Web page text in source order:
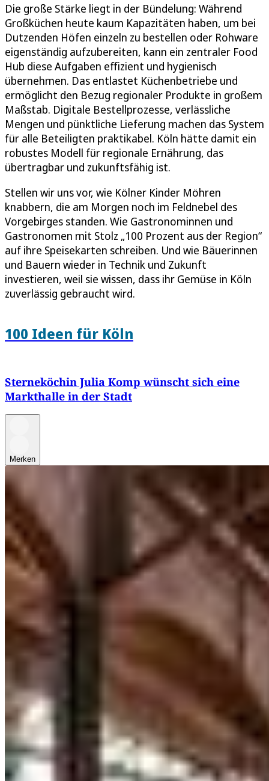
Die große Stärke liegt in der Bündelung: Während
Großküchen heute kaum Kapazitäten haben, um bei
Dutzenden Höfen einzeln zu bestellen oder Rohware
eigenständig aufzubereiten, kann ein zentraler Food
Hub diese Aufgaben effizient und hygienisch
übernehmen. Das entlastet Küchenbetriebe und
ermöglicht den Bezug regionaler Produkte in großem
Maßstab. Digitale Bestellprozesse, verlässliche
Mengen und pünktliche Lieferung machen das System
für alle Beteiligten praktikabel. Köln hätte damit ein
robustes Modell für regionale Ernährung, das
übertragbar und zukunftsfähig ist.
Stellen wir uns vor, wie Kölner Kinder Möhren
knabbern, die am Morgen noch im Feldnebel des
Vorgebirges standen. Wie Gastronominnen und
Gastronomen mit Stolz „100 Prozent aus der Region“
auf ihre Speisekarten schreiben. Und wie Bäuerinnen
und Bauern wieder in Technik und Zukunft
investieren, weil sie wissen, dass ihr Gemüse in Köln
zuverlässig gebraucht wird.
100 Ideen für Köln
Sterneköchin Julia Komp wünscht sich eine
Markthalle in der Stadt
Merken